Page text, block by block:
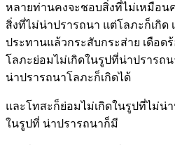
หลายท่านคงจะชอบสิ่งที่ไม่เหมือน
สิ่งที่ไม่น่าปรารถนา แต่โลภะก็เกิด
ประทานแล้วกระสับกระส่าย เดือด
โลภะย่อมไม่เกิดในรูปที่น่าปรารถ
น่าปรารถนาโลภะก็เกิดได้
และโทสะก็ย่อมไม่เกิดในรูปที่ไม่น่
ในรูปที่ น่าปรารถนาก็มี